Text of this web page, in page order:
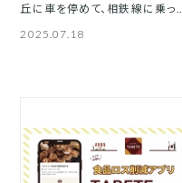
丘に車を停めて、相鉄線に乗って
ス
2025.07.18